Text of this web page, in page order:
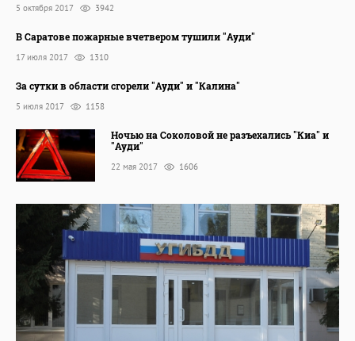
5 октября 2017 3942
В Саратове пожарные вчетвером тушили "Ауди"
17 июля 2017 1310
За сутки в области сгорели "Ауди" и "Калина"
5 июля 2017 1158
Ночью на Соколовой не разъехались "Киа" и
"Ауди"
22 мая 2017 1606